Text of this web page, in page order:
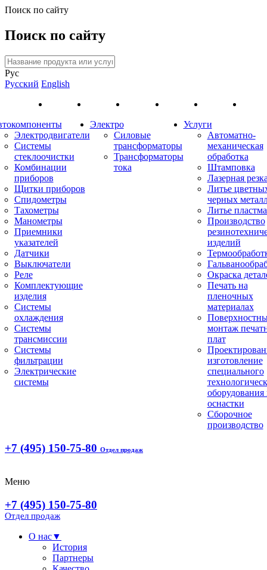
Поиск по сайту
Поиск по сайту
Рус
Русский English
Электродвигатели
Системы
стеклоочистки
Комбинации
приборов
Щитки приборов
Спидометры
Тахометры
Манометры
Приемники
указателей
Датчики
Выключатели
Реле
Комплектующие
изделия
Системы
охлаждения
Системы
трансмиссии
Системы
фильтрации
Электрические
системы
Электро
Силовые
трансформаторы
Трансформаторы
тока
Услуги
Автоматно-
механическая
обработка
Штамповка
Лазерная
Литье
черных
Литье
Производство
изделий
Окраска
Печать на
пленочных
материалах
монтаж
плат
изготовление
специального
оборудования
оснастки
Сборочное
производство
+7 (495) 150-75-80 Отдел продаж
Меню
+7 (495) 150-75-80
Отдел продаж
О нас▼
История
Партнеры